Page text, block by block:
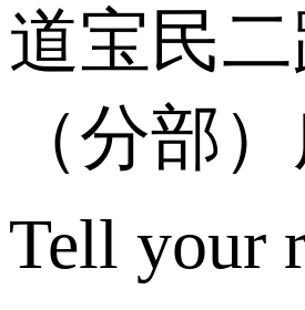
道宝民
（分部
Tell your